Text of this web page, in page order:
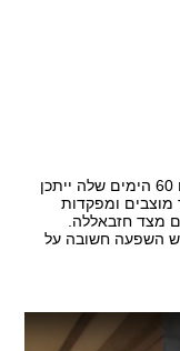
הסכם הפסקת האש בלבנון הינו שברירי ובתום 60 הימים שלה ייתכן
מוצבים ומפקדות
מצד חזבאללה.
השפעה חשובה על